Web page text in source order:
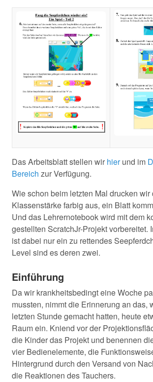
Das Arbeitsblatt stellen wir hierund im
Bereich zur Verfügung.
Wie schon beim letzten Mal drucken wir
Klassenstärke farbig aus, ein Blatt
Und das Lehrernotebook wird mit dem
gestellten ScratchJr-Projekt vorbereitet.
ist dabei nur ein zu rettendes
Level sind es deren zwei.
Einführung
Da wir krankheitsbedingt eine Woche
mussten, nimmt die Erinnerung an das,
letzten Stunde gemacht hatten, heute
Raum ein. Kniend vor der
die Kinder das Projekt und benennen
vier Bedienelemente, die
Hintergrund durch den Versand von
die Reaktionen des Tauchers.